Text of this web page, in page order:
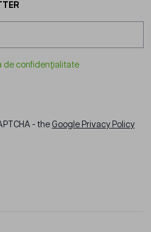
de confidențialitate
- the Google Privacy Policy